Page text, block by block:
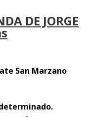
DE JORGE
San Marzano